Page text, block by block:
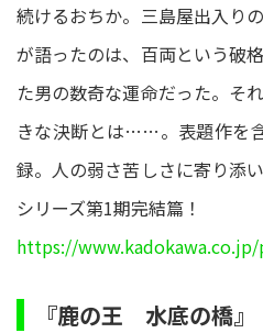
続けるおちか。三島屋出入り
が語ったのは、百両という破
た男の数奇な運命だった。そ
きな決断とは……。表題作を
録。人の弱さ苦しさに寄り添
シリーズ第1期完結篇！
https://
『鹿の王 水底の橋